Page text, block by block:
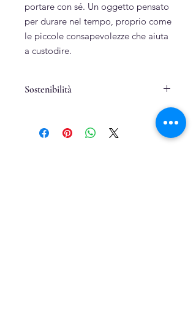
portare con sé. Un oggetto pensato
per durare nel tempo, proprio come
le piccole consapevolezze che aiuta
a custodire.
Sostenibilità
Cartone, cartoncino e carta riciclati
Cucito a mano